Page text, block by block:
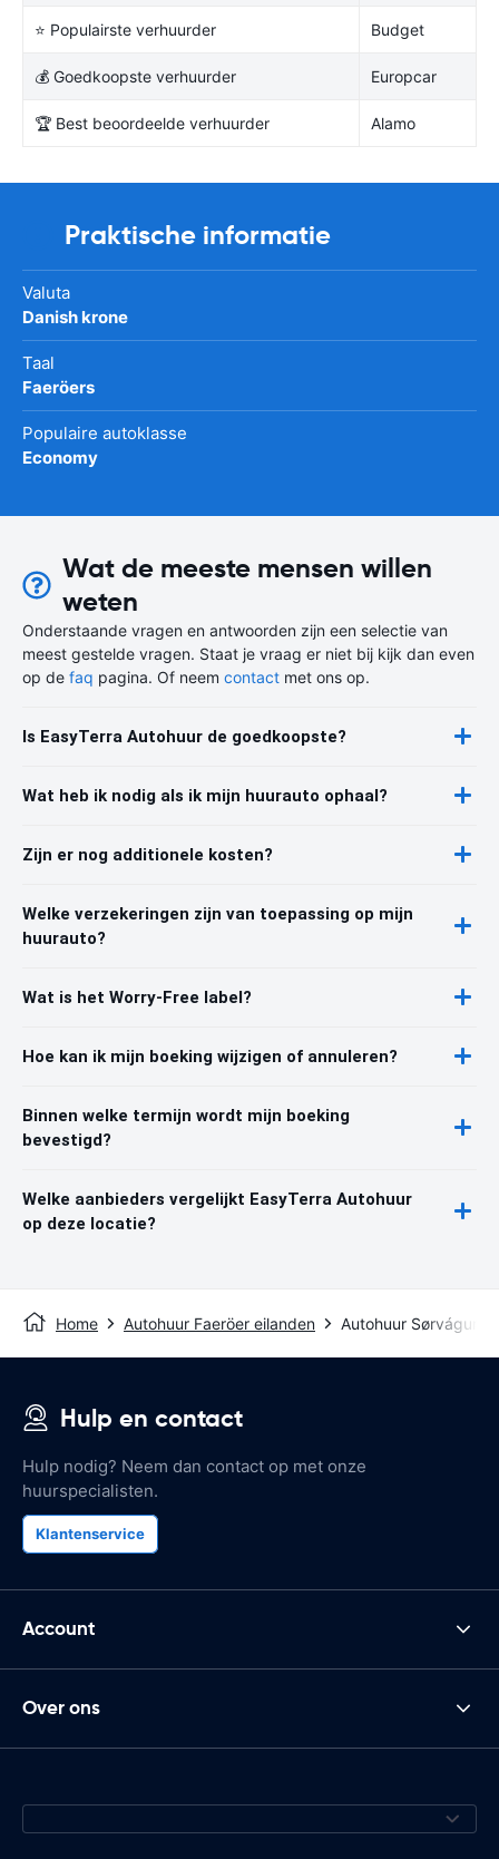
⭐ Populairste verhuurder Budget
💰 Goedkoopste verhuurder Europcar
🏆 Best beoordeelde verhuurder Alamo
Praktische informatie
Valuta
Danish krone
Taal
Faeröers
Populaire autoklasse
Economy
Wat de meeste mensen willen
weten
Onderstaande vragen en antwoorden zijn een selectie van
meest gestelde vragen. Staat je vraag er niet bij kijk dan even
op de faq pagina. Of neem contact met ons op.
Is EasyTerra Autohuur de goedkoopste?
Wat heb ik nodig als ik mijn huurauto ophaal?
Zijn er nog additionele kosten?
Welke verzekeringen zijn van toepassing op mijn
huurauto?
Wat is het Worry-Free label?
Hoe kan ik mijn boeking wijzigen of annuleren?
Binnen welke termijn wordt mijn boeking
bevestigd?
Welke aanbieders vergelijkt EasyTerra Autohuur
op deze locatie?
Home Autohuur Faeröer eilanden Autohuur Sørvágur
Hulp en contact
Hulp nodig? Neem dan contact op met onze
huurspecialisten.
Klantenservice
Account
Over ons